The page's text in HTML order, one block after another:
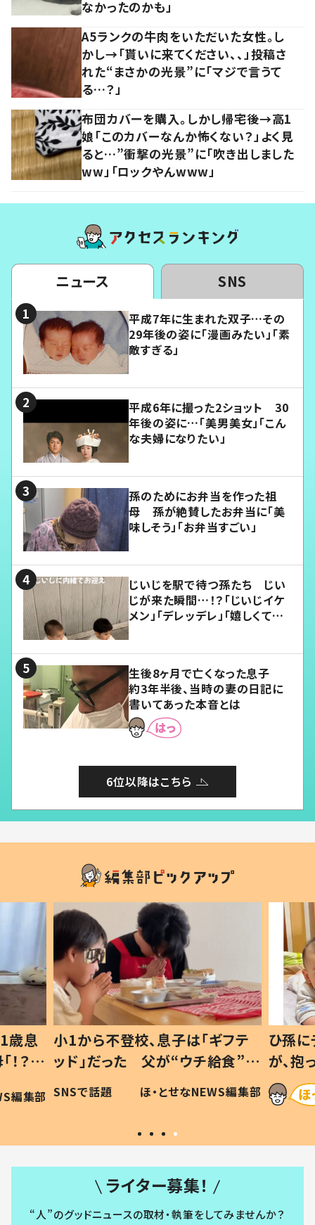
なかったのかも」
A5ランクの牛肉をいただいた女性。し
かし→「貰いに来てください、、」投稿さ
れた“まさかの光景”に「マジで言うて
る…？」
布団カバーを購入。しかし帰宅後→高1
娘「このカバーなんか怖くない？」よく見
ると…”衝撃の光景”に「吹き出しました
ww」「ロックやんwww」
ニュース SNS
平成7年に生まれた双子…その
29年後の姿に「漫画みたい」「素
敵すぎる」
平成6年に撮った2ショット 30
年後の姿に…「美男美女」「こん
な夫婦になりたい」
孫のためにお弁当を作った祖
母 孫が絶賛したお弁当に「美
味しそう」「お弁当すごい」
じいじを駅で待つ孫たち じい
じが来た瞬間…！？「じいじイケ
メン」「デレッデレ」「嬉しくて可
生後8ヶ月で亡くなった息子
約3年半後、当時の妻の日記に
書いてあった本音とは
6位以降はこちら
歳息
？」
編集部
小1から不登校、息子は「ギフテ
ッド」だった 父が“ウチ給食”を
作り続ける理由とは #令和の親
#令和の子
SNSで話題 ほ・とせなNEWS編集部
ひ孫
が、
「涙が
い」
ライター募集！
“人”のグッドニュースの取材・執筆をしてみませんか？